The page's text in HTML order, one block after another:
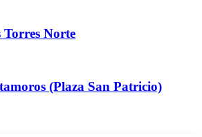
Norte
(Plaza San Patricio)